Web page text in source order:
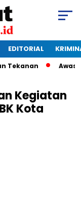
EDITORIAL
Awas
Kegiatan
Kota